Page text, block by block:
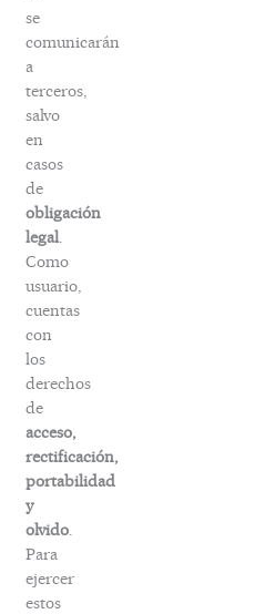
se
comunicarán
a
terceros,
salvo
en
casos
de
obligación
legal
Como
usuario,
cuentas
con
los
derechos
de
acceso,
rectificación,
portabilidad
y
olvido
Para
ejercer
estos